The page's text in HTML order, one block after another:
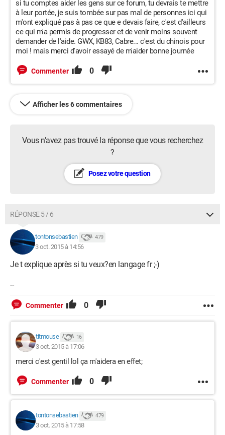
si tu comptes aider les gens sur ce forum, tu devrais te mettre
à leur portée, je suis tombée sur pas mal de personnes ici qui
m'ont expliqué pas à pas ce que e devais faire, c'est d'ailleurs
ce qui m'a permis de progresser et de venir moins souvent
demander de l'aide. GWX, KB83, Cabre... c'est du chinois pour
moi ! mais merci d'avoir essayé de m'aider bonne journée
Commenter 0
Afficher les 6 commentaires
Vous n’avez pas trouvé la réponse que vous recherchez
?
Posez votre question
RÉPONSE 5 / 6
tontonsebastien 479
3 oct. 2015 à 14:56
Je t explique après si tu veux?en langage fr ;-)
--
Commenter 0
titmouse 16
3 oct. 2015 à 17:06
merci c'est gentil lol ça m'aidera en effet;
Commenter 0
tontonsebastien 479
3 oct. 2015 à 17:58